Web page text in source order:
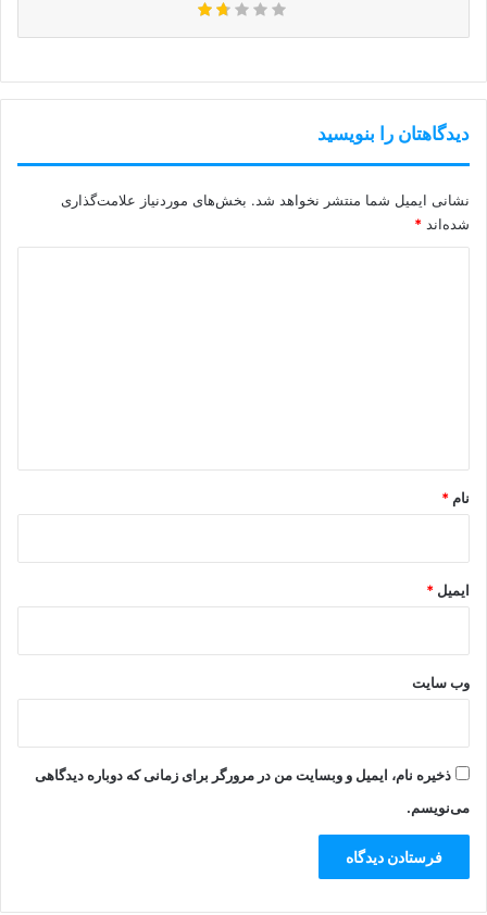
دیدگاهتان را بنویسید
نشانی ایمیل شما منتشر نخواهد شد. بخش‌های موردنیاز علامت‌گذاری
شده‌اند *
نام *
ایمیل *
وب‌ سایت
ذخیره نام، ایمیل و وبسایت من در مرورگر برای زمانی که دوباره دیدگاهی
می‌نویسم.